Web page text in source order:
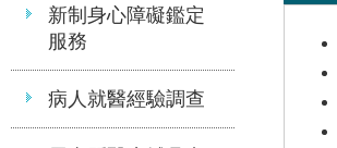
新制身心障礙鑑定
服務
病人就醫經驗調查